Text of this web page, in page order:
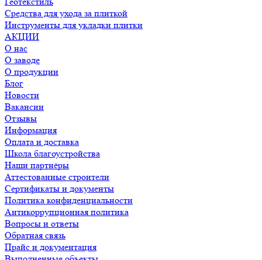
Средства для ухода за плиткой
Инструменты для укладки плитки
АКЦИИ
О нас
О заводе
О продукции
Блог
Новости
Вакансии
Отзывы
Информация
Оплата и доставка
Школа благоустройства
Наши партнёры
Аттестованные строители
Сертификаты и документы
Политика конфиденциальности
Антикоррупционная политика
Вопросы и ответы
Обратная связь
Прайс и документация